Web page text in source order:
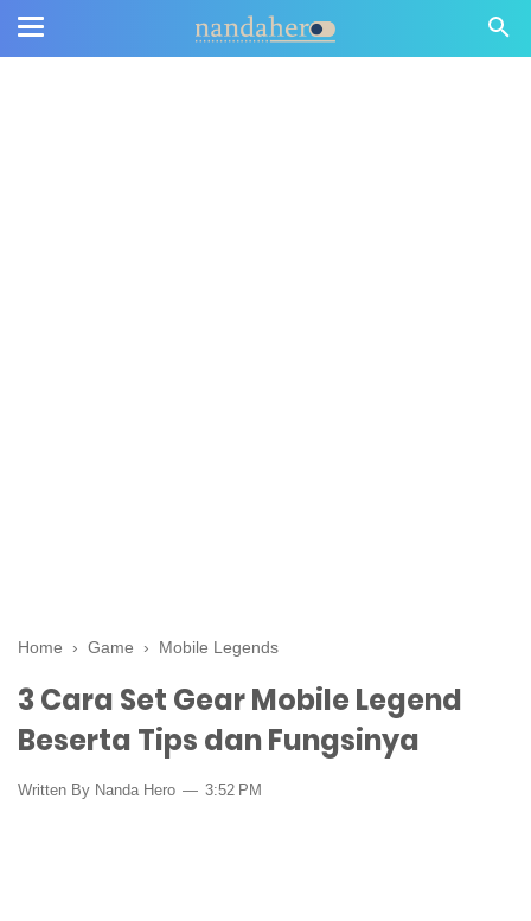
Home › Game › Mobile Legends
3 Cara Set Gear Mobile Legend
Beserta Tips dan Fungsinya
Written By Nanda Hero 3:52 PM